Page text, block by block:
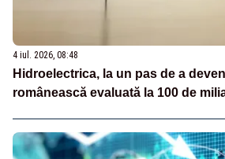
4 iul. 2026, 08:48
Hidroelectrica, la un pas de a
românească evaluată la 100 de